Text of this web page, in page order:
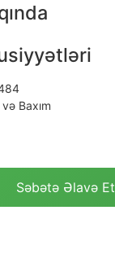
Baxım
Səbətə Əlavə Et